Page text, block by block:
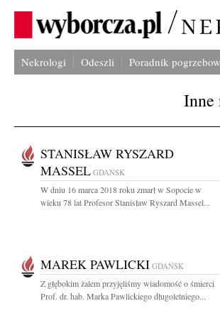
Nekrologi Odeszli Poradnik
Inne
STANISŁAW RYSZARD
MASSEL GDAŃSK
W dniu 16 marca 2018 roku zmarł w Sopocie w
wieku 78 lat Profesor Stanisław Ryszard Massel...
MAREK PAWLICKI GDAŃSK
Z głębokim żalem przyjęliśmy wiadomość o śmierci
Prof. dr. hab. Marka Pawlickiego długoletniego...